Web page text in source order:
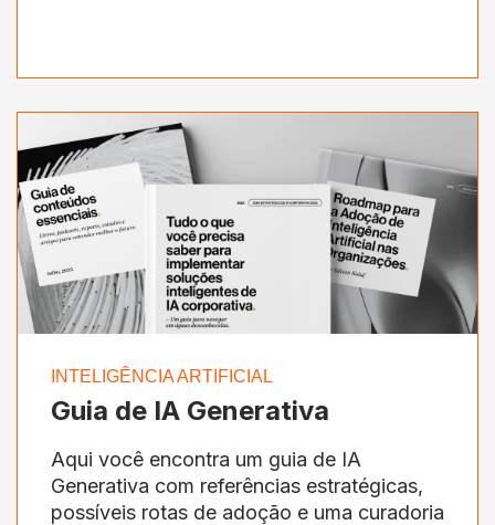
INTELIGÊNCIA ARTIFICIAL
Guia de IA Generativa
Aqui você encontra um guia de IA
Generativa com referências estratégicas,
possíveis rotas de adoção e uma curadoria